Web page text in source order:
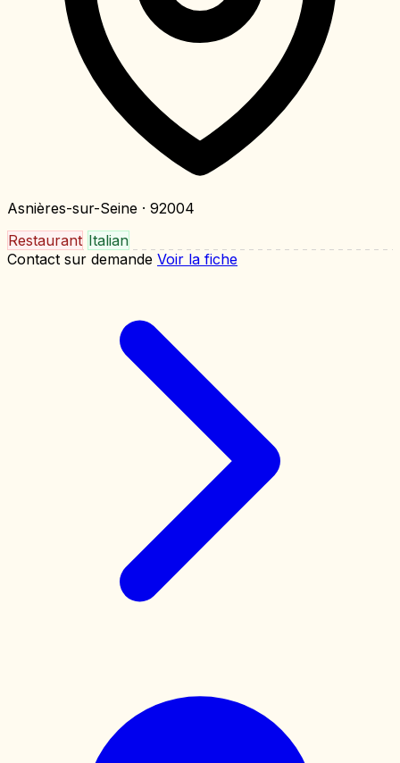
Asnières-sur-Seine · 92004
Restaurant Italian
Contact sur demande Voir la fiche